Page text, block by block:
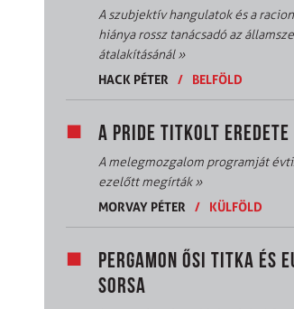
A szubjektív hangulatok és a
hiánya rossz tanácsadó az
átalakításánál»
HACK PÉTER
/ BELFÖLD
A PRIDE TITKOLT EREDETE
A melegmozgalom programját
ezelőtt megírták»
MORVAY PÉTER
/ KÜLFÖLD
PERGAMON ŐSI TITKA ÉS
SORSA